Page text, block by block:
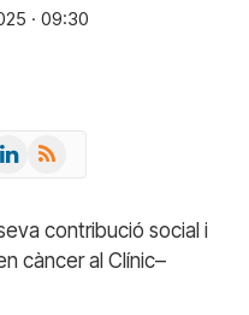
· 09:30
RSS
contribució social i
càncer al Clínic–